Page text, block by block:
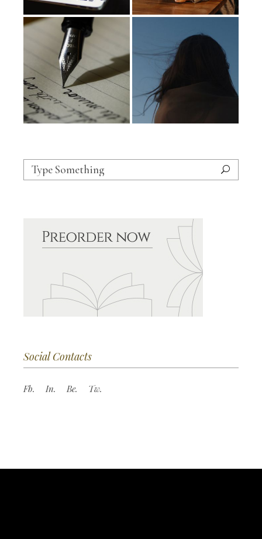
Social Contacts
Fb. In. Be. Tw.